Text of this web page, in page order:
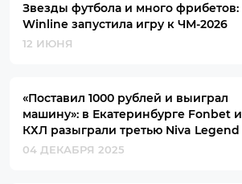
Звезды футбола и много фрибетов:
Winline запустила игру к ЧМ-2026
12 ИЮНЯ
«Поставил 1000 рублей и выиграл
машину»: в Екатеринбурге Fonbet и
КХЛ разыграли третью Niva Legend
04 ДЕКАБРЯ 2025